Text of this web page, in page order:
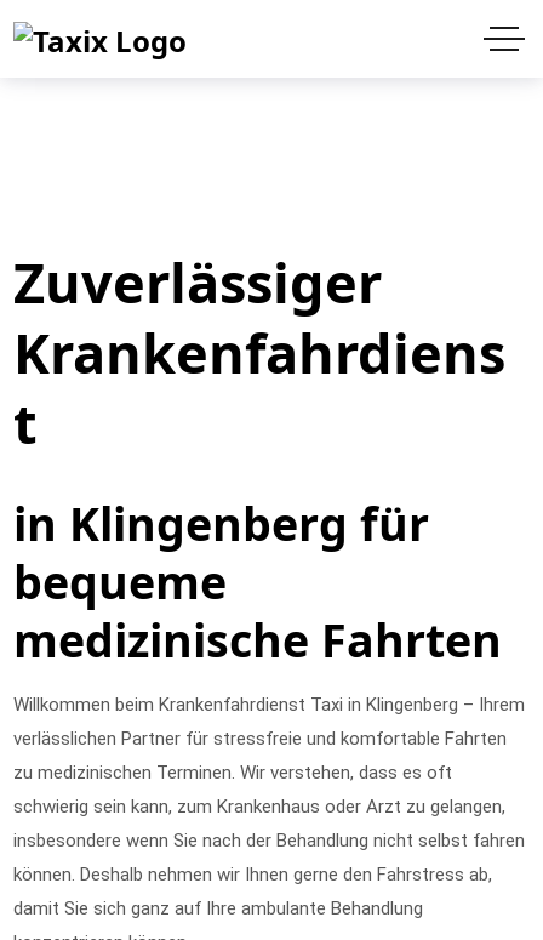
Zuverlässiger
Krankenfahrdiens
t
in Klingenberg für
bequeme
medizinische Fahrten
Willkommen beim Krankenfahrdienst Taxi in Klingenberg – Ihrem
verlässlichen Partner für stressfreie und komfortable Fahrten
zu medizinischen Terminen. Wir verstehen, dass es oft
schwierig sein kann, zum Krankenhaus oder Arzt zu gelangen,
insbesondere wenn Sie nach der Behandlung nicht selbst fahren
können. Deshalb nehmen wir Ihnen gerne den Fahrstress ab,
damit Sie sich ganz auf Ihre ambulante Behandlung